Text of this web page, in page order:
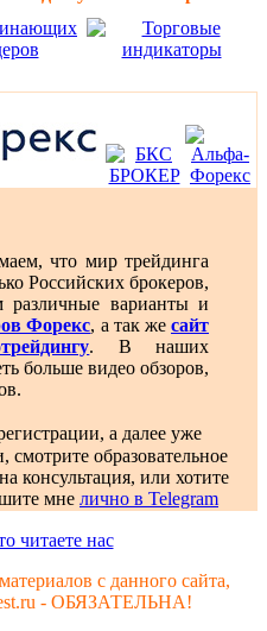
что мир трейдинга
Российских брокеров,
различные варианты и
Форекс, а так жесайт
. В наших
больше видео обзоров,
а далее уже
смотрите образовательное
консультация, или хотите
мне лично в Telegram
с данного сайта,
- ОБЯЗАТЕЛЬНА!